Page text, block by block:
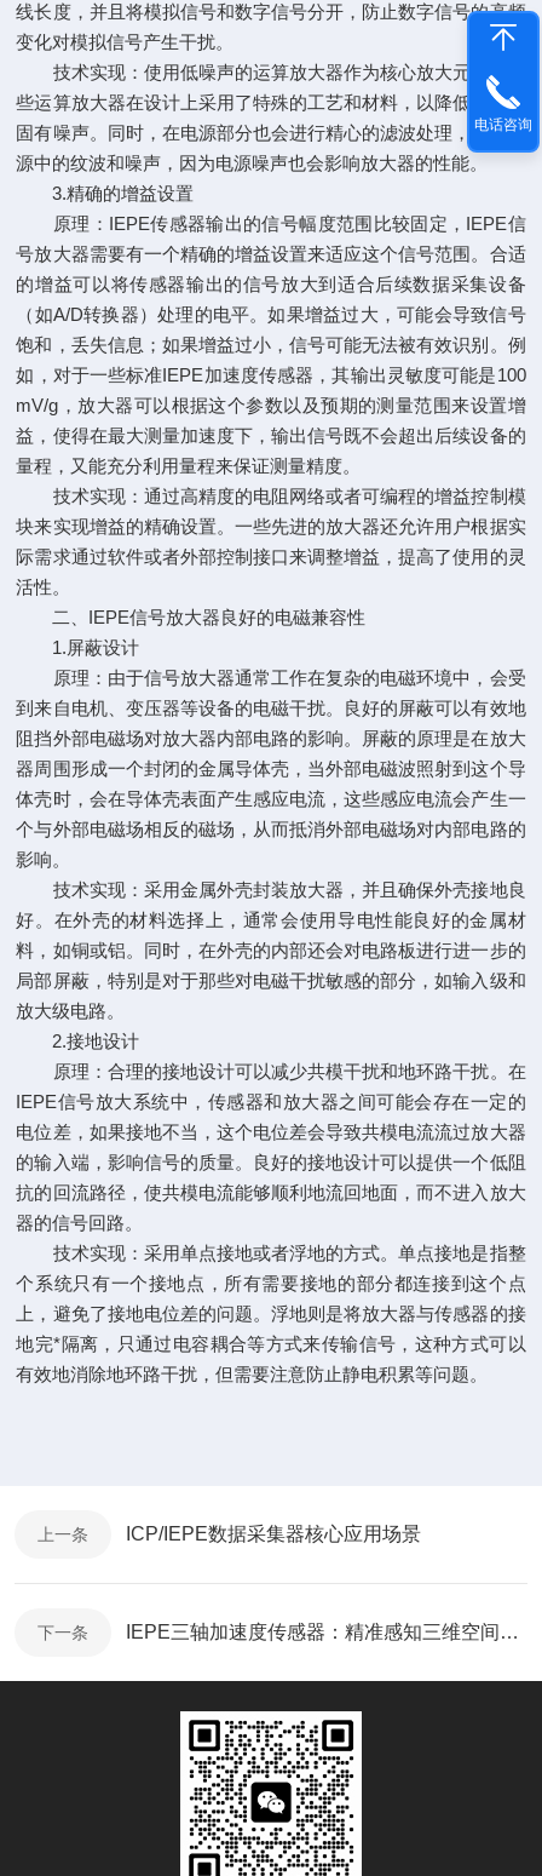
线长度，并且将模拟信号和数字信号分开，防止数字信号的高频
变化对模拟信号产生干扰。
技术实现：使用低噪声的运算放大器作为核心放大元件。这
些运算放大器在设计上采用了特殊的工艺和材料，以降低内部的
固有噪声。同时，在电源部分也会进行精心的滤波处理，去除电
源中的纹波和噪声，因为电源噪声也会影响放大器的性能。
3.精确的增益设置
原理：IEPE传感器输出的信号幅度范围比较固定，IEPE信
号放大器需要有一个精确的增益设置来适应这个信号范围。合适
的增益可以将传感器输出的信号放大到适合后续数据采集设备
（如A/D转换器）处理的电平。如果增益过大，可能会导致信号
饱和，丢失信息；如果增益过小，信号可能无法被有效识别。例
如，对于一些标准IEPE加速度传感器，其输出灵敏度可能是100
mV/g，放大器可以根据这个参数以及预期的测量范围来设置增
益，使得在最大测量加速度下，输出信号既不会超出后续设备的
量程，又能充分利用量程来保证测量精度。
技术实现：通过高精度的电阻网络或者可编程的增益控制模
块来实现增益的精确设置。一些先进的放大器还允许用户根据实
际需求通过软件或者外部控制接口来调整增益，提高了使用的灵
活性。
二、IEPE信号放大器良好的电磁兼容性
1.屏蔽设计
原理：由于信号放大器通常工作在复杂的电磁环境中，会受
到来自电机、变压器等设备的电磁干扰。良好的屏蔽可以有效地
阻挡外部电磁场对放大器内部电路的影响。屏蔽的原理是在放大
器周围形成一个封闭的金属导体壳，当外部电磁波照射到这个导
体壳时，会在导体壳表面产生感应电流，这些感应电流会产生一
个与外部电磁场相反的磁场，从而抵消外部电磁场对内部电路的
影响。
技术实现：采用金属外壳封装放大器，并且确保外壳接地良
好。在外壳的材料选择上，通常会使用导电性能良好的金属材
料，如铜或铝。同时，在外壳的内部还会对电路板进行进一步的
局部屏蔽，特别是对于那些对电磁干扰敏感的部分，如输入级和
放大级电路。
2.接地设计
原理：合理的接地设计可以减少共模干扰和地环路干扰。在
IEPE信号放大系统中，传感器和放大器之间可能会存在一定的
电位差，如果接地不当，这个电位差会导致共模电流流过放大器
的输入端，影响信号的质量。良好的接地设计可以提供一个低阻
抗的回流路径，使共模电流能够顺利地流回地面，而不进入放大
器的信号回路。
技术实现：采用单点接地或者浮地的方式。单点接地是指整
个系统只有一个接地点，所有需要接地的部分都连接到这个点
上，避免了接地电位差的问题。浮地则是将放大器与传感器的接
地完*隔离，只通过电容耦合等方式来传输信号，这种方式可以
有效地消除地环路干扰，但需要注意防止静电积累等问题。
上一条 ICP/IEPE数据采集器核心应用场景
下一条 IEPE三轴加速度传感器：精准感知三维空间的振动与加速
电话咨询